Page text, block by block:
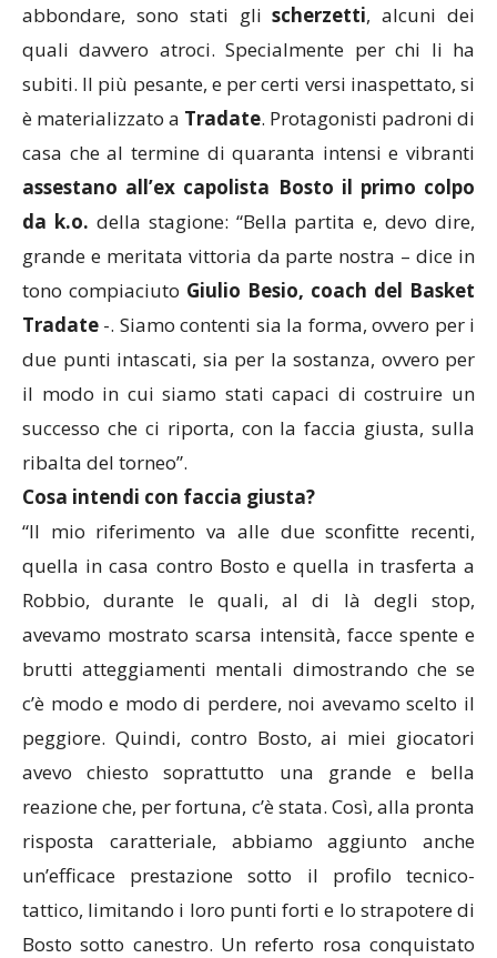
abbondare, sono stati glischerzetti, alcuni dei
quali davvero atroci. Specialmente per chi li ha
subiti. Il più pesante, e per certi versi inaspettato, si
è materializzato a Tradate. Protagonisti padroni di
casa che al termine di quaranta intensi e vibranti
assestano all’ex capolista Bosto il primo colpo
da k.o. della stagione: “Bella partita e, devo dire,
grande e meritata vittoria da parte nostra – dice in
tono compiaciuto Giulio Besio, coach del Basket
Tradate -. Siamo contenti sia la forma, ovvero per i
due punti intascati, sia per la sostanza, ovvero per
il modo in cui siamo stati capaci di costruire un
successo che ci riporta, con la faccia giusta, sulla
ribalta del torneo”.
Cosa intendi con faccia giusta?
“Il mio riferimento va alle due sconfitte recenti,
quella in casa contro Bosto e quella in trasferta a
Robbio, durante le quali, al di là degli stop,
avevamo mostrato scarsa intensità, facce spente e
brutti atteggiamenti mentali dimostrando che se
c’è modo e modo di perdere, noi avevamo scelto il
peggiore. Quindi, contro Bosto, ai miei giocatori
avevo chiesto soprattutto una grande e bella
reazione che, per fortuna, c’è stata. Così, alla pronta
risposta caratteriale, abbiamo aggiunto anche
un’efficace prestazione sotto il profilo tecnico-
tattico, limitando i loro punti forti e lo strapotere di
Bosto sotto canestro. Un referto rosa conquistato